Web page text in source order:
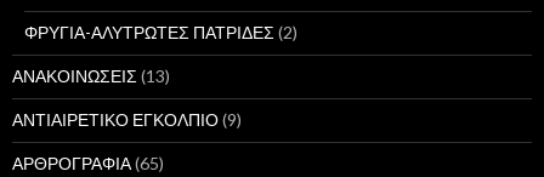
ΦΡΥΓΙΑ-ΑΛΥΤΡΩΤΕΣ ΠΑΤΡΙΔΕΣ (2)
ΑΝΑΚΟΙΝΩΣΕΙΣ (13)
ΑΝΤΙΑΙΡΕΤΙΚΟ ΕΓΚΟΛΠΙΟ(9)
ΑΡΘΡΟΓΡΑΦΙΑ(65)